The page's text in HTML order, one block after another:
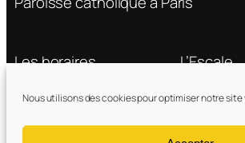
Nous utilisons des cookies pour optimiser notre
Les horaires
L’Escale